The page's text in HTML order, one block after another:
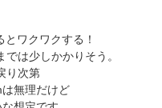
ワクワクする！
は少しかかりそう。
り次第
無理だけど